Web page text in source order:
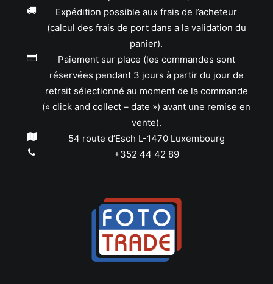
Expédition possible aux frais de l’acheteur
(calcul des frais de port dans a la validation du
panier).
Paiement sur place (les commandes sont
réservées pendant 3 jours à partir du jour de
retrait sélectionné au moment de la commande
(« click and collect – date ») avant une remise en
vente).
54 route d’Esch L-1470 Luxembourg
+352 44 42 89